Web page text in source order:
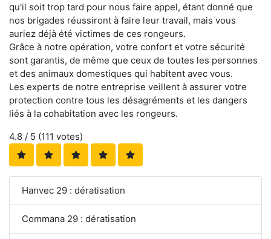
qu'il soit trop tard pour nous faire appel, étant donné que
nos brigades réussiront à faire leur travail, mais vous
auriez déjà été victimes de ces rongeurs.
Grâce à notre opération, votre confort et votre sécurité
sont garantis, de même que ceux de toutes les personnes
et des animaux domestiques qui habitent avec vous.
Les experts de notre entreprise veillent à assurer votre
protection contre tous les désagréments et les dangers
liés à la cohabitation avec les rongeurs.
4.8 / 5 (111 votes)
Hanvec 29 : dératisation
Commana 29 : dératisation